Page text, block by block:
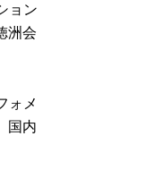
ョン
洲会
ォメ
国内